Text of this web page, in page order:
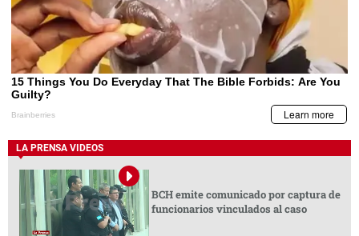
LA PRENSA VIDEOS
BCH emite comunicado por captura de
funcionarios vinculados al caso